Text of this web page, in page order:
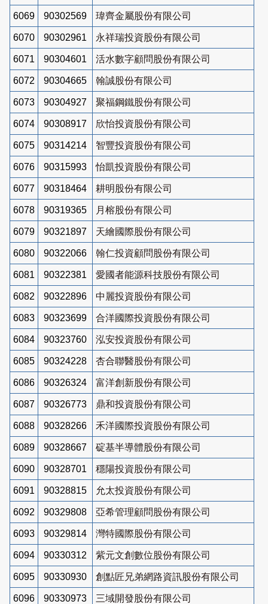
6069 90302569 瑋齊金屬股份有限公司
6070 90302961 永祥瑞投資股份有限公司
6071 90304601 活水數字顧問股份有限公司
6072 90304665 翰誠股份有限公司
6073 90304927 聚福鋼鐵股份有限公司
6074 90308917 欣怡投資股份有限公司
6075 90314214 智豐投資股份有限公司
6076 90315993 怡凱投資股份有限公司
6077 90318464 耕明股份有限公司
6078 90319365 月榕股份有限公司
6079 90321897 天繪國際股份有限公司
6080 90322066 翰仁投資顧問股份有限公司
6081 90322381 愛國者能源科技股份有限公司
6082 90322896 中麗投資股份有限公司
6083 90323699 合洋國際投資股份有限公司
6084 90323760 泓安投資股份有限公司
6085 90324228 杏合聯醫股份有限公司
6086 90326324 富洋創新股份有限公司
6087 90326773 鼎和投資股份有限公司
6088 90328266 禾洋國際投資股份有限公司
6089 90328667 碇基半導體股份有限公司
6090 90328701 穩陽投資股份有限公司
6091 90328815 允太投資股份有限公司
6092 90329808 亞希管理顧問股份有限公司
6093 90329814 灣特國際股份有限公司
6094 90330312 紫元文創數位股份有限公司
6095 90330930 創點匠兄弟網路資訊股份有限公司
6096 90330973 三域開發股份有限公司